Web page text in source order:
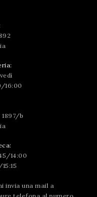
16:00
1897/b
14:00
invia una mail a